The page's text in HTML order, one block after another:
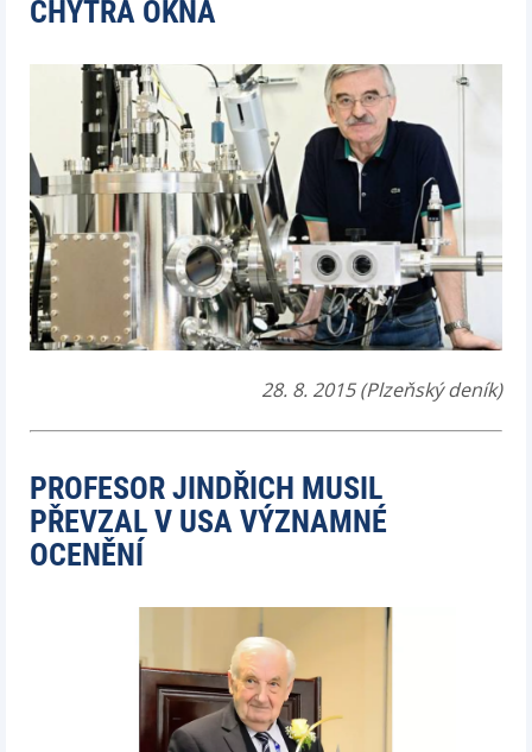
CHYTRÁ OKNA
28. 8. 2015 (Plzeňský deník)
PROFESOR JINDŘICH MUSIL
PŘEVZAL V USA VÝZNAMNÉ
OCENĚNÍ